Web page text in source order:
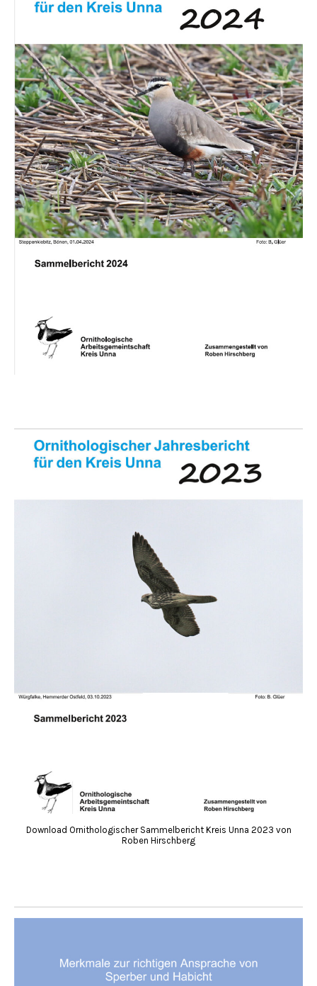
Download Ornithologischer Sammelbericht Kreis Unna 2023 von
Roben Hirschberg